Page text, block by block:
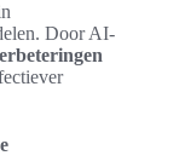
Door AI-